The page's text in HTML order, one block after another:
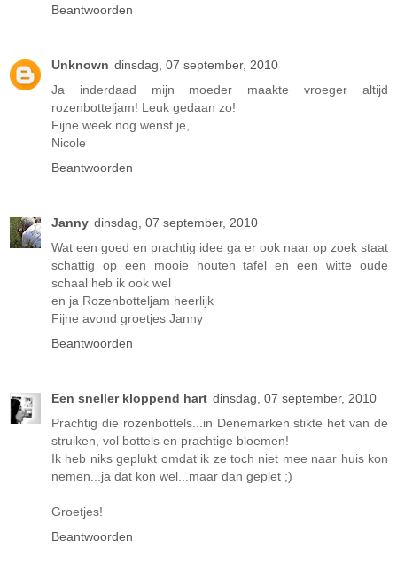
Beantwoorden
Unknown dinsdag, 07 september, 2010
Ja inderdaad mijn moeder maakte vroeger altijd
rozenbotteljam! Leuk gedaan zo!
Fijne week nog wenst je,
Nicole
Beantwoorden
Janny dinsdag, 07 september, 2010
Wat een goed en prachtig idee ga er ook naar op zoek staat
schattig op een mooie houten tafel en een witte oude
schaal heb ik ook wel
en ja Rozenbotteljam heerlijk
Fijne avond groetjes Janny
Beantwoorden
Een sneller kloppend hart dinsdag, 07 september, 2010
Prachtig die rozenbottels...in Denemarken stikte het van de
struiken, vol bottels en prachtige bloemen!
Ik heb niks geplukt omdat ik ze toch niet mee naar huis kon
nemen...ja dat kon wel...maar dan geplet ;)
Groetjes!
Beantwoorden